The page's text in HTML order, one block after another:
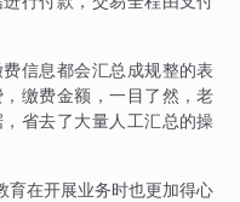
信息都会汇总成规整的表
缴费金额，一目了然，老
省去了大量人工汇总的操
育在开展业务时也更加得心